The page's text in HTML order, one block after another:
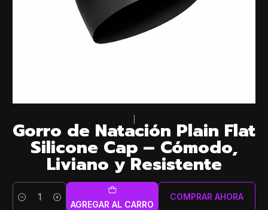
Gorro de Natación Plain Flat
Silicone Cap – Cómodo,
Liviano y Resistente
Cantidad AGREGAR AL CARRO
COMPRAR AHORA